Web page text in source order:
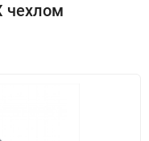
чехлом